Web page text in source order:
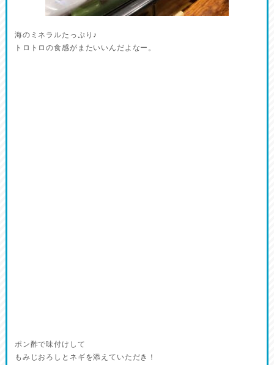
海のミネラルたっぷり♪
トロトロの食感がまたいいんだよなー。
ポン酢で味付けして
もみじおろしとネギを添えていただき！